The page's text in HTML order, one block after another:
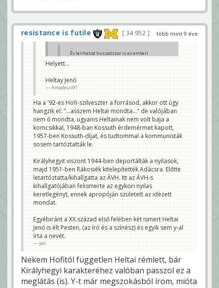
több mint 9 éve
resistance is futile 34 952
...
És leírhatod huszadszor is az emberi
fekete kocsival elvittek tanárokat, írókat,
egyszerű embereket és a pincében
szétverték a veséjüket, vagy azok az
azok az emberek - nem konkrétan ők,
hanem az ilyen erkölcsűek, ilyesmire
hajlandóak - ma is köztünk élnek.
...
peterk2005
"Kis ország vagyunk, csak egy csőcselékre telik."
(Királyhegyi Pál)
Jan
Helyett...
Heltay Jenő
Amadeus91
Ha a '92-es Hofi-szilveszter a forrásod, akkor ott úgy
hangzik el: "...asszem Heltai mondta..." de valójában
nem ő mondta, ugyanis Heltainak nem volt baja a
komcsikkal, 1948-ban Kossuth érdemérmet kapott,
1957-ben Kossuth-díjat, és tudtommal a kommunisták
sosem tartóztatták le.
Királyhegyit viszont 1944-ben deportálták a nyilasok,
majd 1951-ben Rákosiék kitelepítették Adácsra. Előtte
letartóztatta/kihallgatta az ÁVH. Itt az ÁVH-s
kihallgatójában felismerte az egykori nyilas
keretlegényt, ennek apropóján született az idézett
mondat.
Egyébiránt a XX.század első felében két ismert Heltai
Jenő is élt Pesten, (az író és a színész) és egyik sem y-al
írta a nevét.
Jan
Nekem Hofitól független Heltai rémlett, bár
Királyhegyi karakteréhez valóban passzol ez a
meglátás (is). Y-t már megszokásból írom, mióta